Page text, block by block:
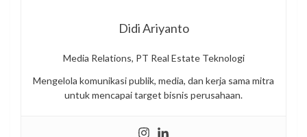
Didi Ariyanto
Media Relations, PT Real Estate Teknologi
Mengelola komunikasi publik, media, dan kerja sama mitra
untuk mencapai target bisnis perusahaan.